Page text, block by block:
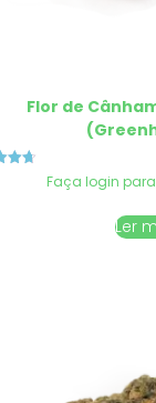
Flor de
Faça login
Ler